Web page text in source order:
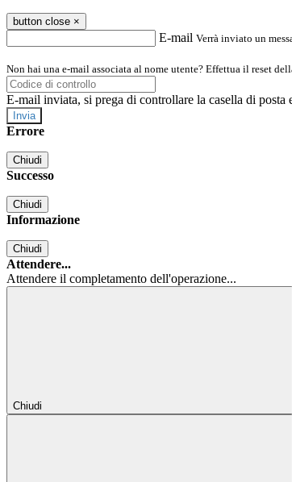
button close ×
E-mail Verrà inviato un
Non hai una e-mail associata al nome utente? Effettua il reset
E-mail inviata, si prega di controllare la casella di posta
Errore
Chiudi
Successo
Chiudi
Informazione
Chiudi
Attendere...
Attendere il completamento dell'operazione...
Chiudi